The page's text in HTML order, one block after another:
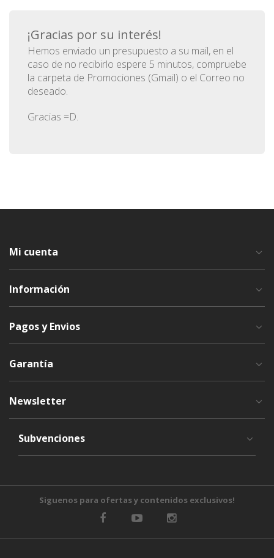
¡Gracias por su interés!
Hemos enviado un presupuesto a su mail, en el
caso de no recibirlo espere 5 minutos, compruebe
la carpeta de Promociones (Gmail) o el Correo no
deseado.
Gracias =D.
Mi cuenta
Información
Pagos y Envios
Garantía
Newsletter
Subvenciones
Siguenos para ofertas y contenidos exclusivos!